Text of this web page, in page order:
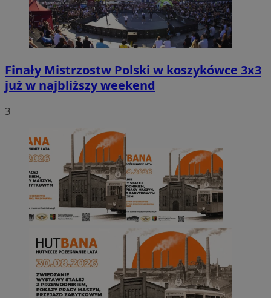
Finały Mistrzostw Polski w koszykówce 3x3
już w najbliższy weekend
3